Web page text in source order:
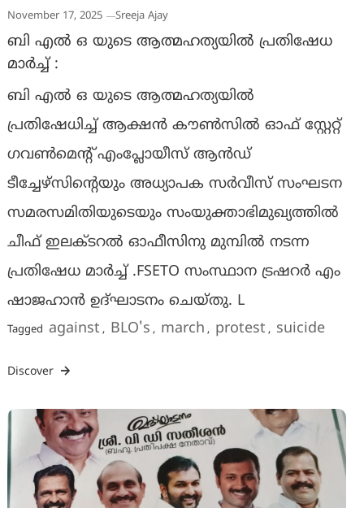
November 17, 2025 Sreeja Ajay
ബി എൽ ഒ യുടെ ആത്മഹത്യയിൽ പ്രതിഷേധ
മാർച്ച്‌ :
ബി എൽ ഒ യുടെ ആത്മഹത്യയിൽ
പ്രതിഷേധിച്ച് ആക്ഷൻ കൗൺസിൽ ഓഫ് സ്റ്റേറ്റ്
ഗവൺമെന്റ് എംപ്ലോയീസ് ആൻഡ്
ടീച്ചേഴ്സിന്റെയും അധ്യാപക സർവീസ് സംഘടന
സമരസമിതിയുടെയും സംയുക്താഭിമുഖ്യത്തിൽ
ചീഫ് ഇലക്ടറൽ ഓഫീസിനു മുമ്പിൽ നടന്ന
പ്രതിഷേധ മാർച്ച് .FSETO സംസ്ഥാന ട്രഷറർ എം
ഷാജഹാൻ ഉദ്ഘാടനം ചെയ്തു. L
Tagged against , BLO's , march , protest , suicide
Discover